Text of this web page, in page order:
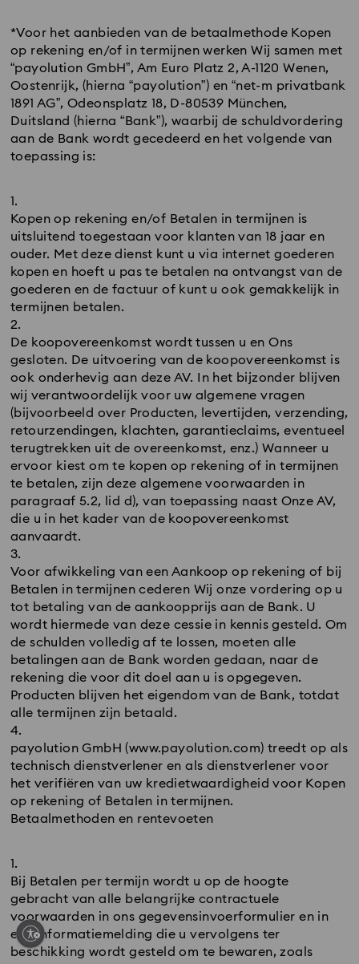
*Voor het aanbieden van de betaalmethode Kopen
op rekening en/of in termijnen werken Wij samen met
“payolution GmbH”, Am Euro Platz 2, A-1120 Wenen,
Oostenrijk, (hierna “payolution”) en “net-m privatbank
1891 AG”, Odeonsplatz 18, D-80539 München,
Duitsland (hierna “Bank”), waarbij de schuldvordering
aan de Bank wordt gecedeerd en het volgende van
toepassing is:
Kopen op rekening en/of Betalen in termijnen is
uitsluitend toegestaan voor klanten van 18 jaar en
ouder. Met deze dienst kunt u via internet goederen
kopen en hoeft u pas te betalen na ontvangst van de
goederen en de factuur of kunt u ook gemakkelijk in
termijnen betalen.
De koopovereenkomst wordt tussen u en Ons
gesloten. De uitvoering van de koopovereenkomst is
ook onderhevig aan deze AV. In het bijzonder blijven
wij verantwoordelijk voor uw algemene vragen
(bijvoorbeeld over Producten, levertijden, verzending,
retourzendingen, klachten, garantieclaims, eventueel
terugtrekken uit de overeenkomst, enz.) Wanneer u
ervoor kiest om te kopen op rekening of in termijnen
te betalen, zijn deze algemene voorwaarden in
paragraaf 5.2, lid d), van toepassing naast Onze AV,
die u in het kader van de koopovereenkomst
aanvaardt.
Voor afwikkeling van een Aankoop op rekening of bij
Betalen in termijnen cederen Wij onze vordering op u
tot betaling van de aankoopprijs aan de Bank. U
wordt hiermede van deze cessie in kennis gesteld. Om
de schulden volledig af te lossen, moeten alle
betalingen aan de Bank worden gedaan, naar de
rekening die voor dit doel aan u is opgegeven.
Producten blijven het eigendom van de Bank, totdat
alle termijnen zijn betaald.
payolution GmbH (www.payolution.com) treedt op als
technisch dienstverlener en als dienstverlener voor
het verifiëren van uw kredietwaardigheid voor Kopen
op rekening of Betalen in termijnen.
Betaalmethoden en rentevoeten
Bij Betalen per termijn wordt u op de hoogte
gebracht van alle belangrijke contractuele
voorwaarden in ons gegevensinvoerformulier en in
een informatiemelding die u vervolgens ter
beschikking wordt gesteld om te bewaren, zoals